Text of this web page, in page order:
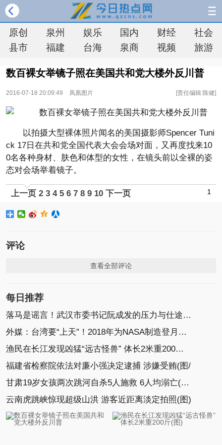
原创 泉州 娱乐 国内 财经
社会
县市
福建 台海 泉商 视频 旅游
数百裸女举镜子照在美国共和党大楼外反川普
2016-07-18 20:09:49 凤凰图片 [责任编辑:陈健]
以拍摄大型裸体照片闻名的美国摄影师Spencer Tuni
ck 17日在共和党全国代表大会会场对面，又再度找来10
0名各种身材、肤色和体型的女性，在镜头前以全裸的姿
态对会场举着镜子。
上一页 1
2 3 4 5 6 7 8 9 10 下一页
评论
查看全部评论
每日推荐
落马是谣言！武汉市委书记阮成发的压力与仕途轨迹
外媒：台湾要“上天”！2018年为NASA制造登月小艇(图)
渔民在长江发现凶猛“远古怪兽” 体长2米重200斤(图)
福建省检察院依法对廉小强决定逮捕 涉嫌受贿(图/
甘肃19岁女孩两次跳河自杀5人施救 6人均溺亡(图)
云南虎跳峡惊现超级山洪 游客近距离淡定拍照(图)